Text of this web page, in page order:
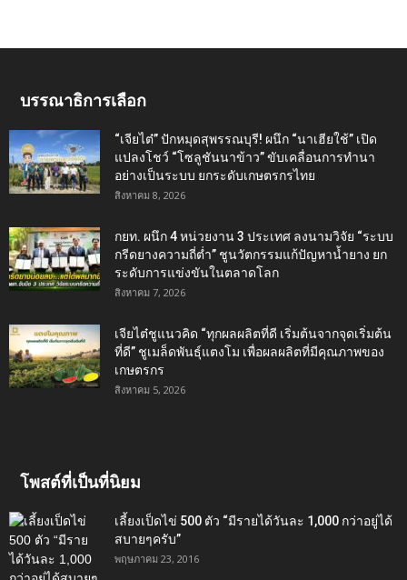
บรรณาธิการเลือก
“เจียไต๋” ปักหมุดสุพรรณบุรี! ผนึก “นาเฮียใช้” เปิด
แปลงโชว์ “โซลูชันนาข้าว” ขับเคลื่อนการทำนา
อย่างเป็นระบบ ยกระดับเกษตรกรไทย
สิงหาคม 8, 2026
กยท. ผนึก 4 หน่วยงาน 3 ประเทศ ลงนามวิจัย “ระบบ
กรีดยางความถี่ต่ำ” ชูนวัตกรรมแก้ปัญหาน้ำยาง ยก
ระดับการแข่งขันในตลาดโลก
สิงหาคม 7, 2026
เจียไต๋ชูแนวคิด “ทุกผลผลิตที่ดี เริ่มต้นจากจุดเริ่มต้น
ที่ดี” ชูเมล็ดพันธุ์แตงโม เพื่อผลผลิตที่มีคุณภาพของ
เกษตรกร
สิงหาคม 5, 2026
โพสต์ที่เป็นที่นิยม
เลี้ยงเป็ดไข่ 500 ตัว “มีรายได้วันละ 1,000 กว่าอยู่ได้
สบายๆครับ”
พฤษภาคม 23, 2016